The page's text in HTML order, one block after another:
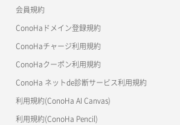
コンテナ削除
ラージオブジェクトアップロード(DLO)
一時的Web公開
ConoHa for GAME
OpenStack CLI
Terraform
s3cmd
会員規約
ConoHaドメイン登録規約
ConoHaチャージ利用規約
ConoHaクーポン利用規約
ConoHa ネットde診断サービス利用規約
利用規約(ConoHa AI Canvas)
利用規約(ConoHa Pencil)